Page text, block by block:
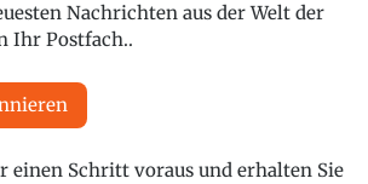
Nachrichten aus der Welt der
Ihr Postfach..
einen Schritt voraus und erhalten Sie